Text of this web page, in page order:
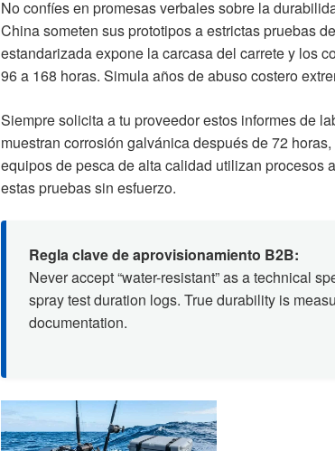
No confíes en promesas verbales sobre la
China someten sus prototipos a estrictas pruebas
estandarizada expone la carcasa del carrete y los
96 a 168 horas. Simula años de abuso costero
Siempre solicita a tu proveedor estos informes de
muestran corrosión galvánica después de 72
equipos de pesca de alta calidad utilizan procesos
estas pruebas sin esfuerzo.
Regla clave de aprovisionamiento B2B:
Never accept “water-resistant” as a technical
spray test duration logs. True durability is
documentation.